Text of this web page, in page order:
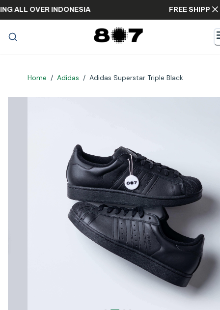
ALL OVER INDONESIA FREE
Home / Adidas / Adidas Superstar Triple Black